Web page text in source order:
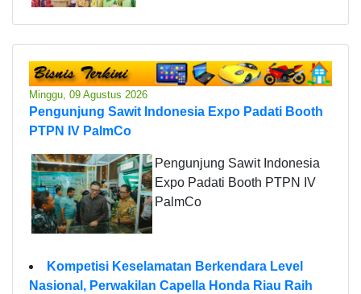
Minggu, 09 Agustus 2026
Pengunjung Sawit Indonesia Expo Padati Booth
PTPN IV PalmCo
Pengunjung Sawit Indonesia
Expo Padati Booth PTPN IV
PalmCo
Kompetisi Keselamatan Berkendara Level
Nasional, Perwakilan Capella Honda Riau Raih